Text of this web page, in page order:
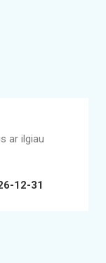
ar ilgiau
12-31